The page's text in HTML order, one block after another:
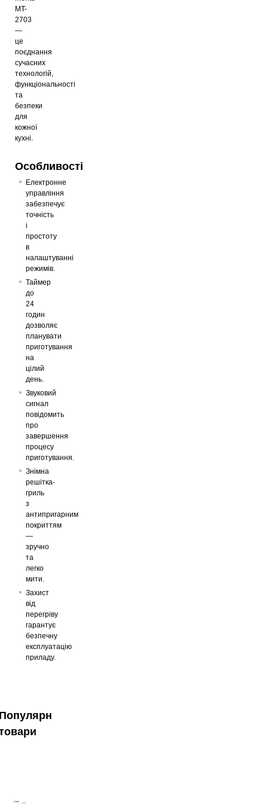
MT-
2703
—
це
поєднання
сучасних
технологій,
функціональності
та
безпеки
для
кожної
кухні.
Особливості
Електронне
управління
забезпечує
точність
і
простоту
в
налаштуванні
режимів.
Таймер
до
24
годин
дозволяє
планувати
приготування
на
цілий
день.
Звуковий
сигнал
повідомить
про
завершення
процесу
приготування.
Знімна
решітка-
гриль
з
антипригарним
покриттям
—
зручно
та
легко
мити.
Захист
від
перегріву
гарантує
безпечну
експлуатацію
приладу.